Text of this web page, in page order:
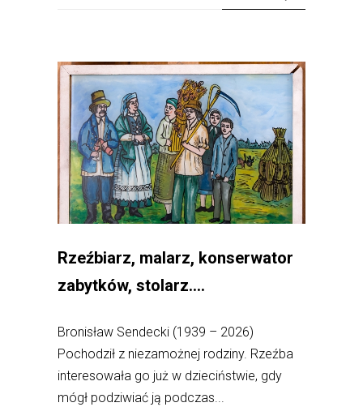
Rzeźbiarz, malarz, konserwator
zabytków, stolarz….
Bronisław Sendecki (1939 – 2026)
Pochodził z niezamożnej rodziny. Rzeźba
interesowała go już w dzieciństwie, gdy
mógł podziwiać ją podczas...